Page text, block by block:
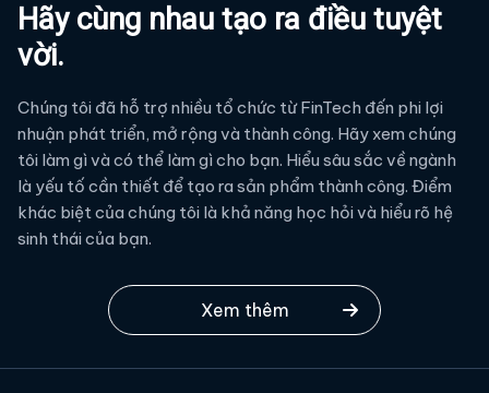
Hãy cùng nhau tạo ra điều tuyệt
vời.
Chúng tôi đã hỗ trợ nhiều tổ chức từ FinTech đến phi lợi
nhuận phát triển, mở rộng và thành công. Hãy xem chúng
tôi làm gì và có thể làm gì cho bạn. Hiểu sâu sắc về ngành
là yếu tố cần thiết để tạo ra sản phẩm thành công. Điểm
khác biệt của chúng tôi là khả năng học hỏi và hiểu rõ hệ
sinh thái của bạn.
Xem thêm